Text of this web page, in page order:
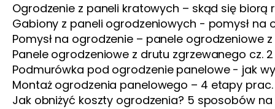
Ogrodzenie z paneli kratowych – skąd się biorą
Gabiony z paneli ogrodzeniowych - pomysł na
Pomysł na ogrodzenie – panele ogrodzeniowe z
Panele ogrodzeniowe z drutu zgrzewanego cz.
Podmurówka pod ogrodzenie panelowe - jak
Montaż ogrodzenia panelowego – 4 etapy
Jak obniżyć koszty ogrodzenia? 5 sposobów